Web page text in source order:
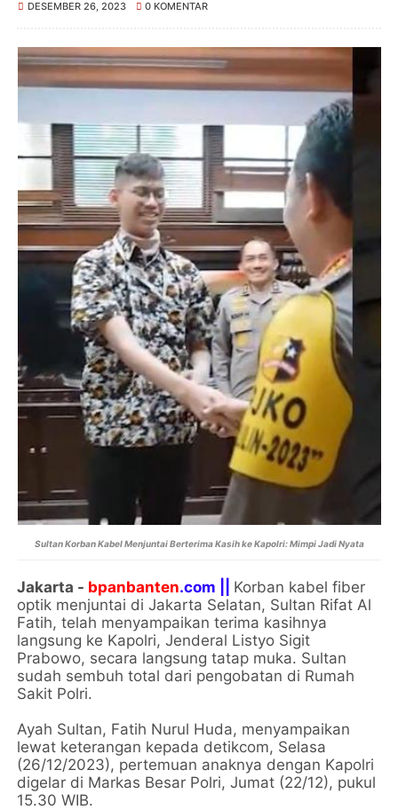
DESEMBER 26, 2023 0 KOMENTAR
Sultan Korban Kabel Menjuntai Berterima Kasih ke Kapolri: Mimpi Jadi Nyata
Jakarta - bpanbanten.com || Korban kabel fiber
optik menjuntai di Jakarta Selatan, Sultan Rifat Al
Fatih, telah menyampaikan terima kasihnya
langsung ke Kapolri, Jenderal Listyo Sigit
Prabowo, secara langsung tatap muka. Sultan
sudah sembuh total dari pengobatan di Rumah
Sakit Polri.
Ayah Sultan, Fatih Nurul Huda, menyampaikan
lewat keterangan kepada detikcom, Selasa
(26/12/2023), pertemuan anaknya dengan Kapolri
digelar di Markas Besar Polri, Jumat (22/12), pukul
15.30 WIB.